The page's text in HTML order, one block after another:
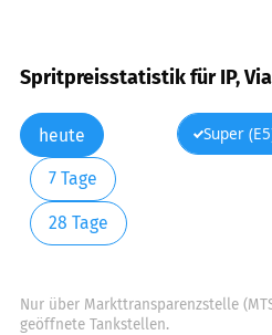
Spritpreisstatistik für IP,
heute
7 Tage
28 Tage
Super
Nur über Markttransparenzstelle
geöffnete Tankstellen.